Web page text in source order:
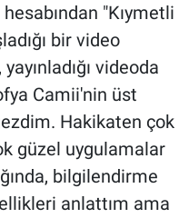
"Kıymetli
bir video
videoda
Camii'nin üst
Hakikaten çok
güzel uygulamalar
bilgilendirme
anlattım ama